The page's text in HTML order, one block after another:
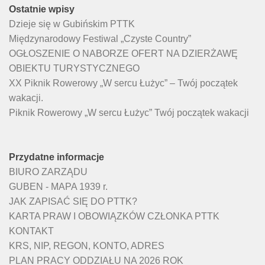
Ostatnie wpisy
Dzieje się w Gubińskim PTTK
Międzynarodowy Festiwal „Czyste Country”
OGŁOSZENIE O NABORZE OFERT NA DZIERŻAWĘ
OBIEKTU TURYSTYCZNEGO
XX Piknik Rowerowy „W sercu Łużyc” – Twój początek
wakacji.
Piknik Rowerowy „W sercu Łużyc” Twój początek wakacji
Przydatne informacje
BIURO ZARZĄDU
GUBEN - MAPA 1939 r.
JAK ZAPISAĆ SIĘ DO PTTK?
KARTA PRAW I OBOWIĄZKÓW CZŁONKA PTTK
KONTAKT
KRS, NIP, REGON, KONTO, ADRES
PLAN PRACY ODDZIAŁU NA 2026 ROK